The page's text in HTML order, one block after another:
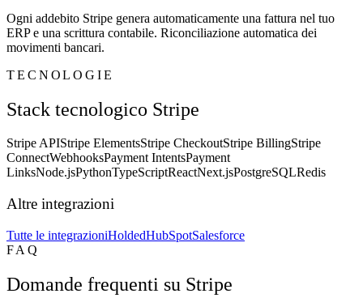
Ogni addebito Stripe genera automaticamente una fattura nel tuo
ERP e una scrittura contabile. Riconciliazione automatica dei
movimenti bancari.
TECNOLOGIE
Stack tecnologico Stripe
Stripe APIStripe ElementsStripe CheckoutStripe BillingStripe
ConnectWebhooksPayment IntentsPayment
LinksNode.jsPythonTypeScriptReactNext.jsPostgreSQLRedis
Altre integrazioni
Tutte le integrazioniHoldedHubSpotSalesforce
FAQ
Domande frequenti su Stripe